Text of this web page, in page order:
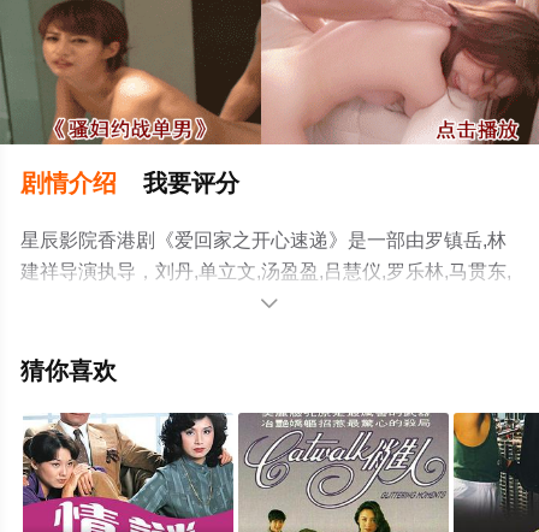
剧情介绍 我要评分
星辰影院香港剧《爱回家之开心速递》是一部由罗镇岳,林
建祥导演执导，刘丹,单立文,汤盈盈,吕慧仪,罗乐林,马贯东,
苏韵姿,周嘉洛,陈浚霆,吴伟豪等演员精彩演绎的中国香港电
辰电影院，更多相关信息可移步至豆瓣电视剧、电视猫或

猜你喜欢